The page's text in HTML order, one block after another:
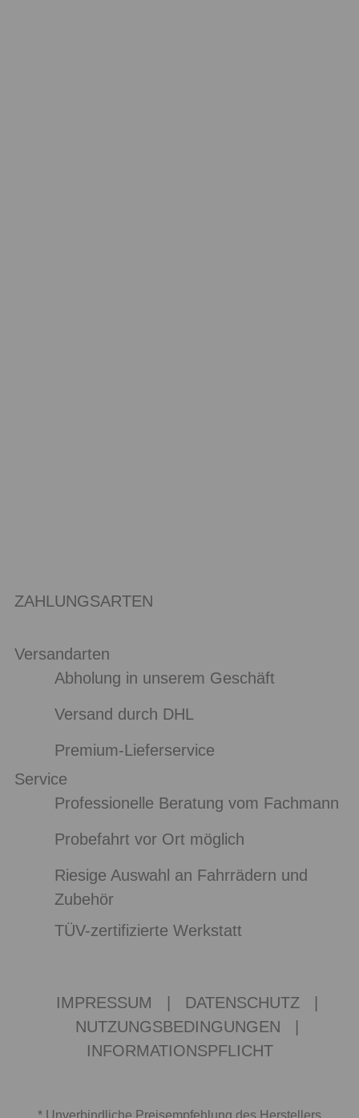
ZAHLUNGSARTEN
Versandarten
Abholung in unserem Geschäft
Versand durch DHL
Premium-Lieferservice
Service
Professionelle Beratung vom Fachmann
Probefahrt vor Ort möglich
Riesige Auswahl an Fahrrädern und
Zubehör
TÜV-zertifizierte Werkstatt
IMPRESSUM DATENSCHUTZ
NUTZUNGSBEDINGUNGEN
INFORMATIONSPFLICHT
* Unverbindliche Preisempfehlung des Herstellers